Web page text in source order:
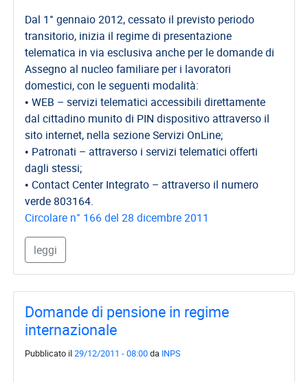
Dal 1° gennaio 2012, cessato il previsto periodo
transitorio, inizia il regime di presentazione
telematica in via esclusiva anche per le domande di
Assegno al nucleo familiare per i lavoratori
domestici, con le seguenti modalità:
• WEB – servizi telematici accessibili direttamente
dal cittadino munito di PIN dispositivo attraverso il
sito internet, nella sezione Servizi OnLine;
• Patronati – attraverso i servizi telematici offerti
dagli stessi;
• Contact Center Integrato – attraverso il numero
verde 803164.
Circolare n° 166 del 28 dicembre 2011
leggi
Domande di pensione in regime
internazionale
Pubblicato il29/12/2011 - 08:00da INPS